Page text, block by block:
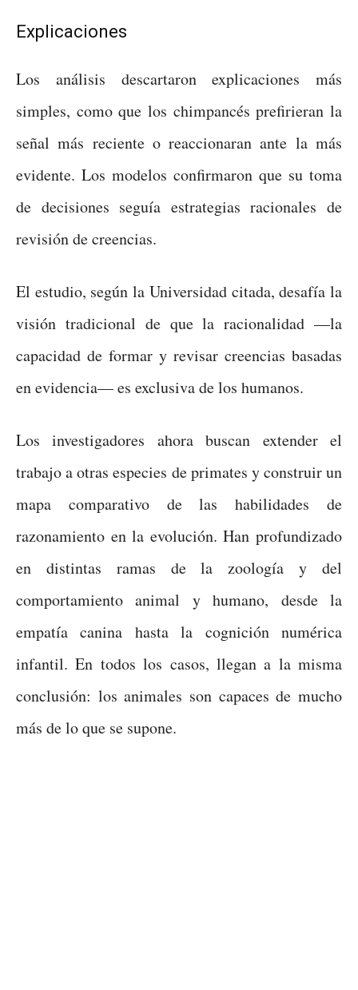
Explicaciones
Los análisis descartaron explicaciones más
simples, como que los chimpancés prefirieran la
señal más reciente o reaccionaran ante la más
evidente. Los modelos confirmaron que su toma
de decisiones seguía estrategias racionales de
revisión de creencias.
El estudio, según la Universidad citada, desafía la
visión tradicional de que la racionalidad —la
capacidad de formar y revisar creencias basadas
en evidencia— es exclusiva de los humanos.
Los investigadores ahora buscan extender el
trabajo a otras especies de primates y construir un
mapa comparativo de las habilidades de
razonamiento en la evolución. Han profundizado
en distintas ramas de la zoología y del
comportamiento animal y humano, desde la
empatía canina hasta la cognición numérica
infantil. En todos los casos, llegan a la misma
conclusión: los animales son capaces de mucho
más de lo que se supone.